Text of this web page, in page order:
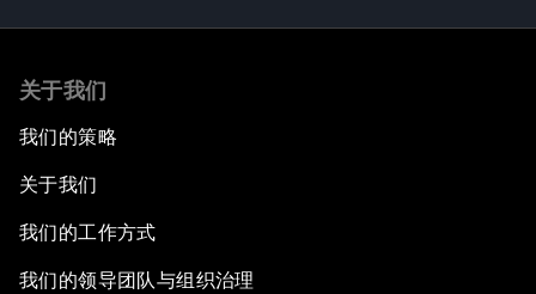
关于我们
我们的策略
关于我们
我们的工作方式
我们的领导团队与组织治理